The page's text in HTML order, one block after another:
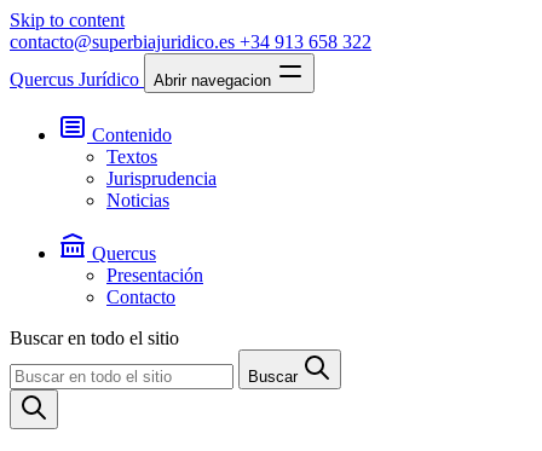
Skip to content
contacto@superbiajuridico.es +34 913 658 322
Quercus Jurídico
Abrir navegacion
Contenido
Textos
Jurisprudencia
Noticias
Quercus
Presentación
Contacto
Buscar en todo el sitio
Buscar